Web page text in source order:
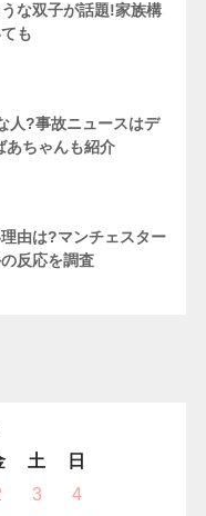
な双子が話題!家族構
も
人?事故ニュースはデ
あちゃんも紹介
由は?マンチェスター
反応を調査
土
日
3
4